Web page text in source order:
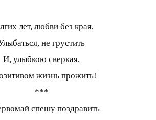
лет, любви без края,
не грустить
И, улыбкою сверкая,
жизнь прожить!
***
спешу поздравить